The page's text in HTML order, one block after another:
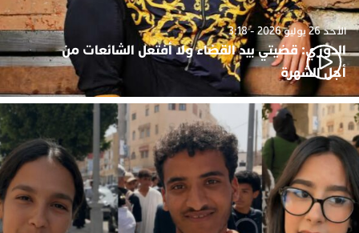
الأحد 26 يوليو 2026 - 3:18
الدوزي: قضيتي بيد القضاء ولا أفتعل الشائعات من
أجل الشهرة